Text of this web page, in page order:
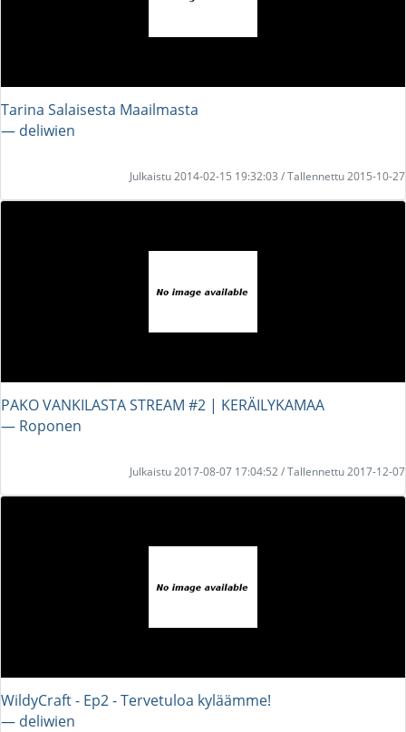
Tarina Salaisesta Maailmasta
― deliwien
Julkaistu 2014-02-15 19:32:03 / Tallennettu 2015-10-27
PAKO VANKILASTA STREAM #2 | KERÄILYKAMAA
― Roponen
Julkaistu 2017-08-07 17:04:52 / Tallennettu 2017-12-07
WildyCraft - Ep2 - Tervetuloa kyläämme!
― deliwien